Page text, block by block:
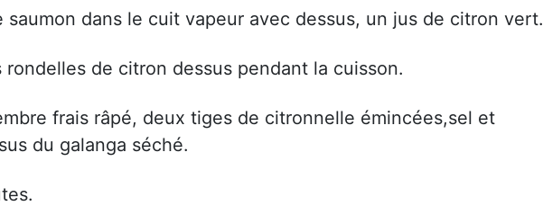
dans le cuit vapeur avec dessus, un jus de citron vert.
de citron dessus pendant la cuisson.
frais râpé, deux tiges de citronnelle émincées,sel et
du galanga séché.